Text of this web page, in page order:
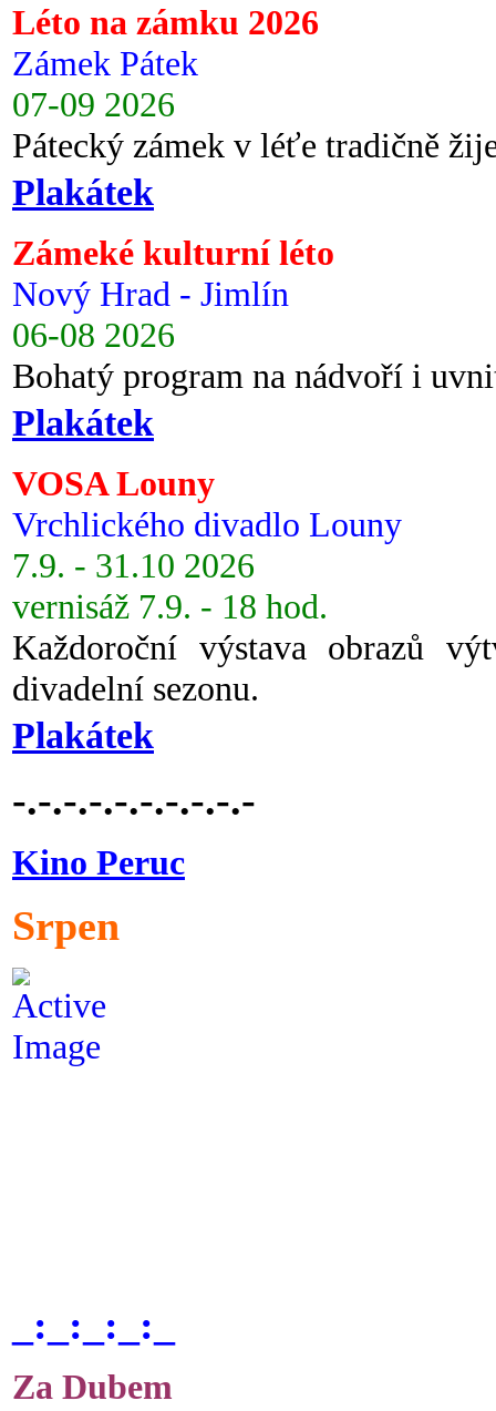
Léto na zámku 2026
Zámek Pátek
07-09 2026
Pátecký zámek v léťe tradičně
Plakátek
Zámeké kulturní léto
Nový Hrad - Jimlín
06-08 2026
Bohatý program na nádvoří i
Plakátek
VOSA Louny
Vrchlického divadlo Louny
7.9. - 31.10 2026
vernisáž 7.9. - 18 hod.
Každoroční výstava obrazů
divadelní sezonu.
Plakátek
-.-.-.-.-.-.-.-.-.-
Kino Peruc
Srpen
_:_:_:_:_
Za Dubem